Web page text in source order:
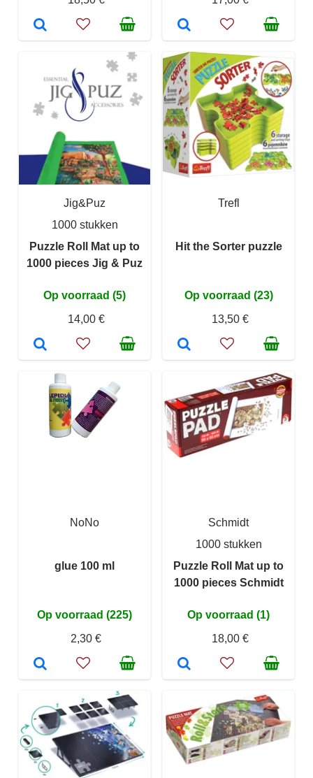
Jig&Puz
1000 stukken
Puzzle Roll Mat up to
1000 pieces Jig & Puz
Op voorraad (5)
14,00 €
Trefl
Hit the Sorter puzzle
Op voorraad (23)
13,50 €
NoNo
glue 100 ml
Op voorraad (225)
2,30 €
Schmidt
1000 stukken
Puzzle Roll Mat up to
1000 pieces Schmidt
Op voorraad (1)
18,00 €